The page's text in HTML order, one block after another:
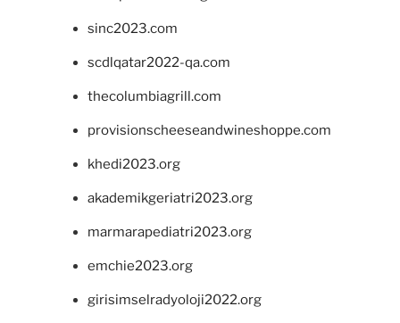
sinc2023.com
scdlqatar2022-qa.com
thecolumbiagrill.com
provisionscheeseandwineshoppe.com
khedi2023.org
akademikgeriatri2023.org
marmarapediatri2023.org
emchie2023.org
girisimselradyoloji2022.org